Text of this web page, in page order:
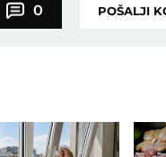
0 POŠALJI